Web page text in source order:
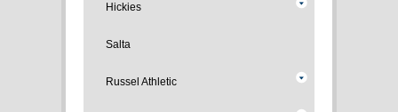
Hickies
Salta
Russel Athletic